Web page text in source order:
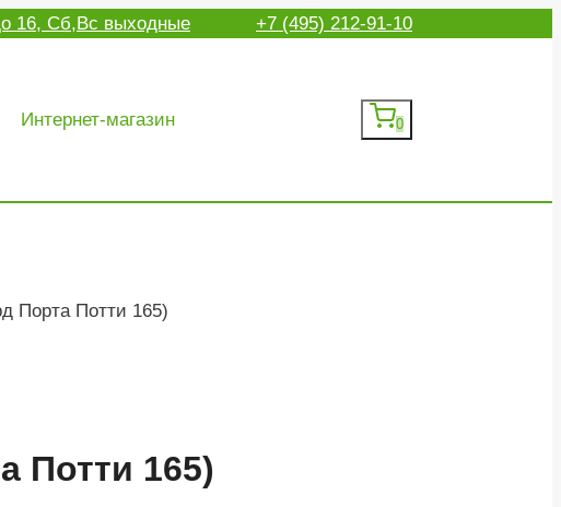
16, Сб,Вс выходные +7 (495) 212-91-10
Интернет-магазин 0
Порта Потти 165)
Потти 165)